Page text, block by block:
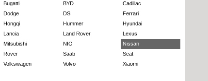
Bugatti BYD
Cadillac
Dodge DS
Ferrari
Hongqi Hummer
Hyundai
Lancia Land Rover
Lexus
Mitsubishi NIO
Nissan
Rover Saab
Seat
Volkswagen Volvo
Xiaomi